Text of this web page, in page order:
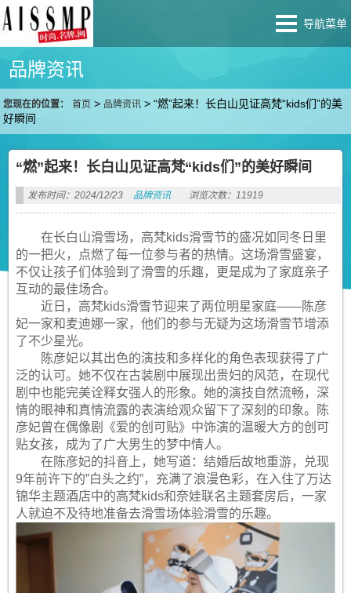
导航菜单
品牌资讯
您现在的位置： 首页 > 品牌资讯 >“燃”起来！长白山见证高梵“kids们”的美
好瞬间
“燃”起来！长白山见证高梵“kids们”的美好瞬间
发布时间：2024/12/23 品牌资讯 浏览次数：11919
在长白山滑雪场，高梵kids滑雪节的盛况如同冬日里
的一把火，点燃了每一位参与者的热情。这场滑雪盛宴，
不仅让孩子们体验到了滑雪的乐趣，更是成为了家庭亲子
互动的最佳场合。
近日，高梵kids滑雪节迎来了两位明星家庭——陈彦
妃一家和麦迪娜一家，他们的参与无疑为这场滑雪节增添
了不少星光。
陈彦妃以其出色的演技和多样化的角色表现获得了广
泛的认可。她不仅在古装剧中展现出贵妇的风范，在现代
剧中也能完美诠释女强人的形象。她的演技自然流畅，深
情的眼神和真情流露的表演给观众留下了深刻的印象。陈
彦妃曾在偶像剧《爱的创可贴》中饰演的温暖大方的创可
贴女孩，成为了广大男生的梦中情人。
在陈彦妃的抖音上，她写道：结婚后故地重游，兑现
9年前许下的”白头之约”，充满了浪漫色彩，在入住了万达
锦华主题酒店中的高梵kids和奈娃联名主题套房后，一家
人就迫不及待地准备去滑雪场体验滑雪的乐趣。